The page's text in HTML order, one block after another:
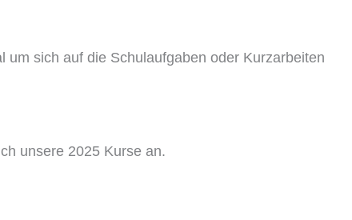
sich auf die Schulaufgaben oder Kurzarbeiten
unsere 2025 Kurse an.